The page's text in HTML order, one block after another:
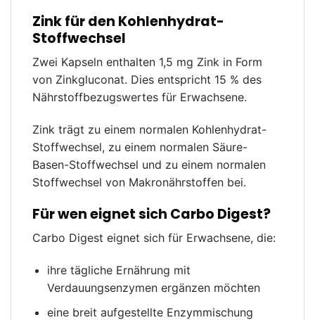
Zink für den Kohlenhydrat-
Stoffwechsel
Zwei Kapseln enthalten 1,5 mg Zink in Form
von Zinkgluconat. Dies entspricht 15 % des
Nährstoffbezugswertes für Erwachsene.
Zink trägt zu einem normalen Kohlenhydrat-
Stoffwechsel, zu einem normalen Säure-
Basen-Stoffwechsel und zu einem normalen
Stoffwechsel von Makronährstoffen bei.
Für wen eignet sich Carbo Digest?
Carbo Digest eignet sich für Erwachsene, die:
ihre tägliche Ernährung mit
Verdauungsenzymen ergänzen möchten
eine breit aufgestellte Enzymmischung